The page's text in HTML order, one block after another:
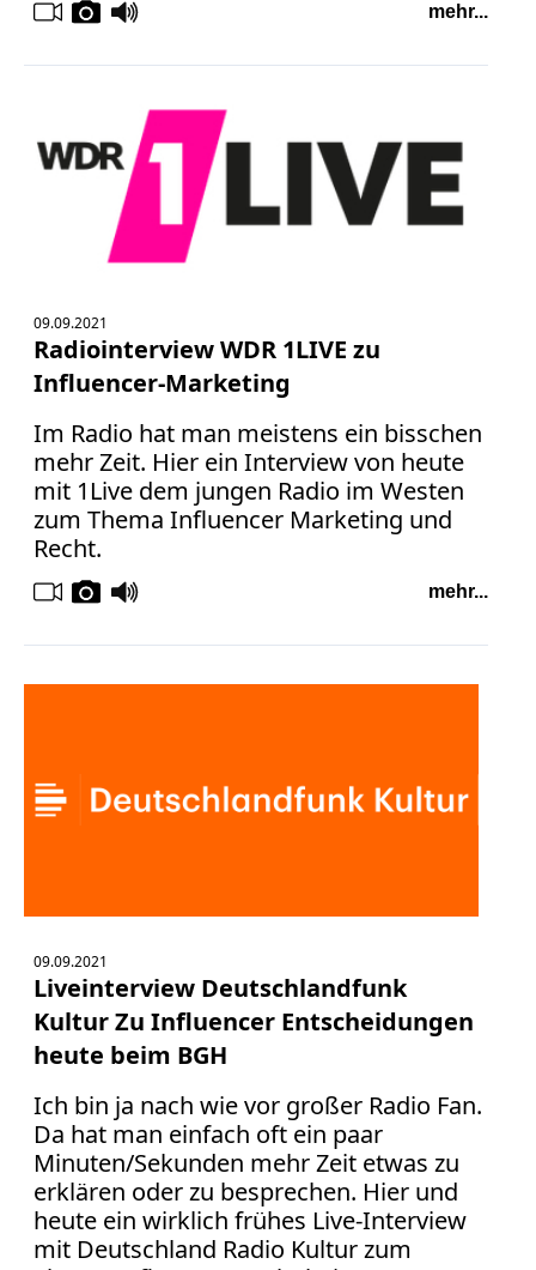
mehr...
09.09.2021
Radiointerview WDR 1LIVE zu
Influencer-Marketing
Im Radio hat man meistens ein bisschen
mehr Zeit. Hier ein Interview von heute
mit 1Live dem jungen Radio im Westen
zum Thema Influencer Marketing und
Recht.
mehr...
09.09.2021
Liveinterview Deutschlandfunk
Kultur Zu Influencer Entscheidungen
heute beim BGH
Ich bin ja nach wie vor großer Radio Fan.
Da hat man einfach oft ein paar
Minuten/Sekunden mehr Zeit etwas zu
erklären oder zu besprechen. Hier und
heute ein wirklich frühes Live-Interview
mit Deutschland Radio Kultur zum